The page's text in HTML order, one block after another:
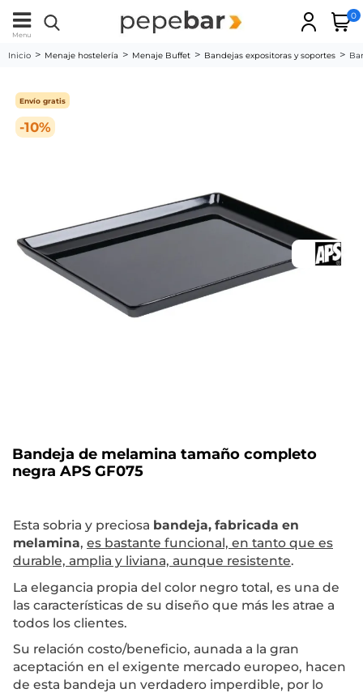
Menu
0
Inicio Menaje hostelería Menaje Buffet Bandejas expositoras y soportes
-10%
Envío gratis
Bandeja de melamina tamaño completo
negra APS GF075
Esta sobria y preciosa bandeja, fabricada en
melamina, es bastante funcional, en tanto que es
durable, amplia y liviana, aunque resistente.
La elegancia propia del color negro total, es una de
las características de su diseño que más les atrae a
todos los clientes.
Su relación costo/beneficio, aunada a la gran
aceptación en el exigente mercado europeo, hacen
de esta bandeja un verdadero imperdible, por lo